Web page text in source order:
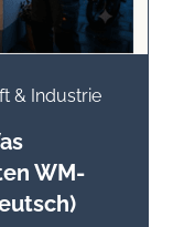
& Industrie
WM-